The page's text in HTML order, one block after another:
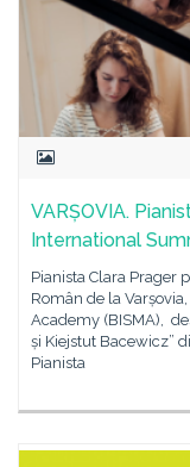
VARȘOVIA.
International
Pianista Clara Prager
Român de la
Academy (BISMA),
și Kiejstut Bacewicz”
Pianista